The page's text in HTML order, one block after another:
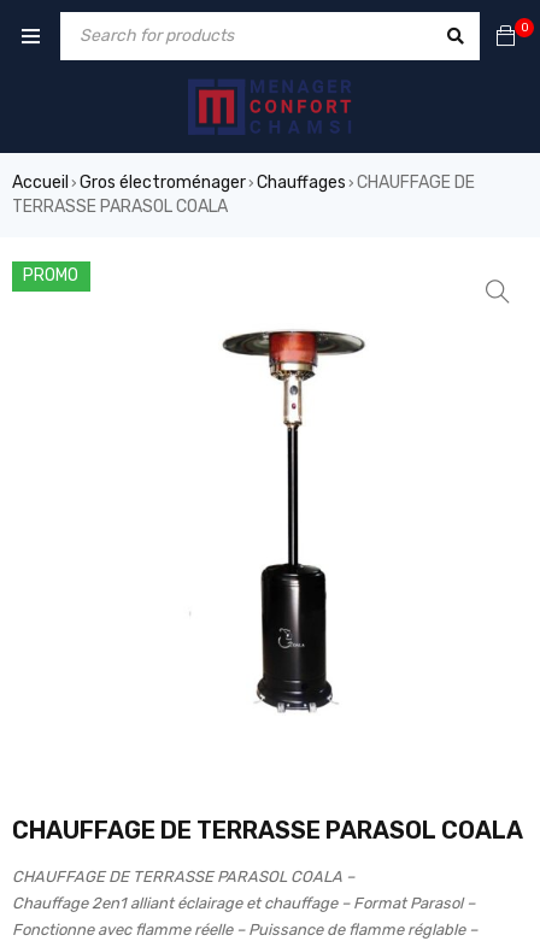
0
Accueil › Gros électroménager› Chauffages › CHAUFFAGE DE
TERRASSE PARASOL COALA
PROMO
CHAUFFAGE DE TERRASSE PARASOL COALA
CHAUFFAGE DE TERRASSE PARASOL COALA –
Chauffage 2en1 alliant éclairage et chauffage – Format Parasol –
Fonctionne avec flamme réelle – Puissance de flamme réglable –